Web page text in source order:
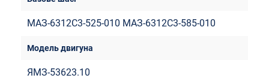
МАЗ-6312С3-525-010 МАЗ-6312С3-585-010
ЯМЗ-53623.10